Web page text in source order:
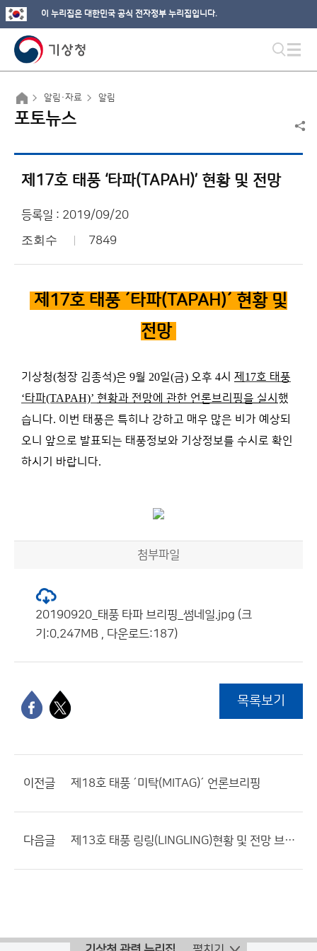
이 누리집은 대한민국 공식 전자정부 누리집입니다.
알림·자료 알림
포토뉴스
제17호 태풍 ‘타파(TAPAH)’ 현황 및 전망
등록일 : 2019/09/20
조회수 7849
제17호 태풍 ´타파(TAPAH)´ 현황 및
전망
기상청(청장 김종석)은 9월 20일(금) 오후 4시 제 17호 태풍
‘타파(TAPAH)’ 현황과 전망에 관한 언론브리핑을 실시 했
습니다. 이번 태풍은 특히나 강하고 매우 많은 비가 예상되
오니 앞으로 발표되는 태풍정보와 기상정보를 수시로 확인
하시기 바랍니다.
첨부파일
20190920_태풍 타파 브리핑_썸네일.jpg (크
기:0.247MB , 다운로드:187)
목록보기
이전글 제18호 태풍 ´미탁(MITAG)´ 언론브리핑
다음글 제13호 태풍 링링(LINGLING)현황 및 전망 브리핑